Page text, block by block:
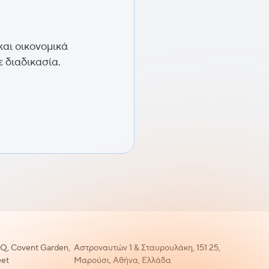
οικονομικά
Covent Garden, Αστροναυτών 1 & Σταυρουλάκη, 151 25,
Μαρούσι, Αθήνα, Ελλάδα